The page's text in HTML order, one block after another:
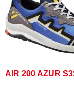
AIR 200 AZUR